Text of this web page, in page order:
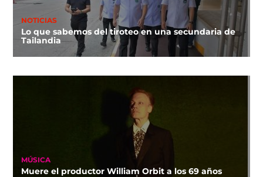
NOTICIAS
Lo que sabemos del tiroteo en una secundaria de
Tailandia
MÚSICA
Muere el productor William Orbit a los 69 años